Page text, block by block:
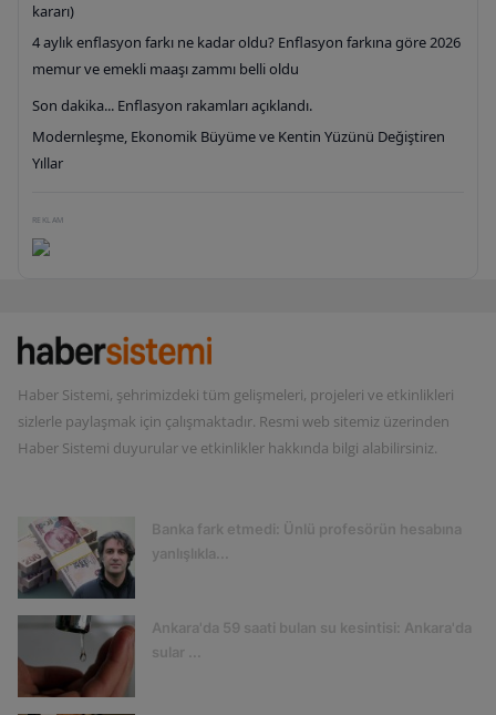
kararı)
4 aylık enflasyon farkı ne kadar oldu? Enflasyon farkına göre 2026
memur ve emekli maaşı zammı belli oldu
Son dakika... Enflasyon rakamları açıklandı.
Modernleşme, Ekonomik Büyüme ve Kentin Yüzünü Değiştiren
Yıllar
REKLAM
Haber Sistemi, şehrimizdeki tüm gelişmeleri, projeleri ve etkinlikleri
sizlerle paylaşmak için çalışmaktadır. Resmi web sitemiz üzerinden
Haber Sistemi duyurular ve etkinlikler hakkında bilgi alabilirsiniz.
Banka fark etmedi: Ünlü profesörün hesabına
yanlışlıkla...
Ankara'da 59 saati bulan su kesintisi: Ankara'da
sular ...